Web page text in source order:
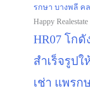
Happy Realestate
HR07 โกดั
สำเร็จรูปใ
เช่า แพรก